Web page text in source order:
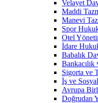
Velayet
Maddi
Manevi
Spor
Otel
İdare
Babalık
Sigorta ve
İş ve
Avrupa
Doğrudan